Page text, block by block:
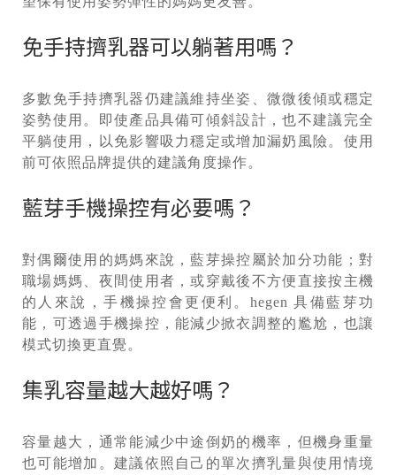
免手持擠乳器可以躺著用嗎？
多數免手持擠乳器仍建議維持坐姿、微微後傾或穩定
姿勢使用。即使產品具備可傾斜設計，也不建議完全
平躺使用，以免影響吸力穩定或增加漏奶風險。使用
前可依照品牌提供的建議角度操作。
藍芽手機操控有必要嗎？
對偶爾使用的媽媽來說，藍芽操控屬於加分功能；對
職場媽媽、夜間使用者，或穿戴後不方便直接按主機
的人來說，手機操控會更便利。hegen 具備藍芽功
能，可透過手機操控，能減少掀衣調整的尷尬，也讓
模式切換更直覺。
集乳容量越大越好嗎？
容量越大，通常能減少中途倒奶的機率，但機身重量
也可能增加。建議依照自己的單次擠乳量與使用情境